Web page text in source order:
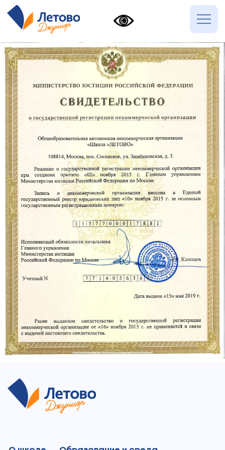
+7 980 150 98 00
+7 925 753 80 75
junior@letovo.ru
Политика конфиденциальности
Обработка перс. данных
Поступление Кампус Команда
О школе Образование и среда